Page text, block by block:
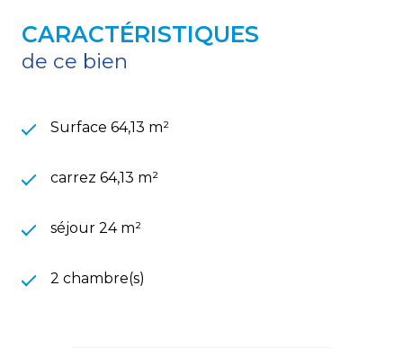
CARACTÉRISTIQUES
de ce bien
Surface 64,13 m²
carrez 64,13 m²
séjour 24 m²
2 chambre(s)